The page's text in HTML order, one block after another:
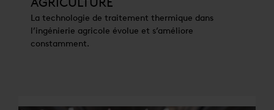
La technologie de traitement thermique dans
l’ingénierie agricole évolue et s’améliore
constamment.